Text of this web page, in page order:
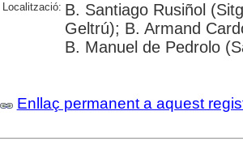
Localització: B. Santiago Rusiñol
Geltrú); B. Armand
B. Manuel de Pedrolo
Enllaç permanent a aquest